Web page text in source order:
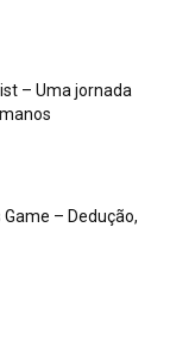
– Uma jornada
– Dedução,